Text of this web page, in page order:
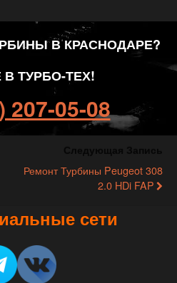
В КРАСНОДАРЕ?
ТУРБО-ТЕХ!
207-05-08
Ремонт Турбины Peugeot 308
2.0 HDi FAP
сети